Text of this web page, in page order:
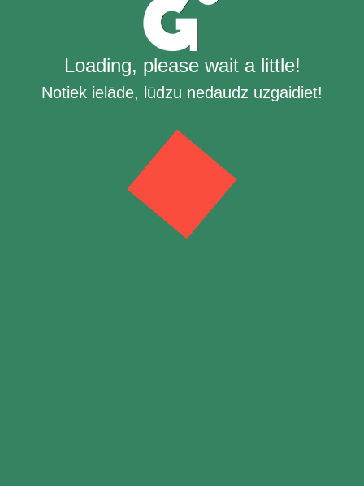
Loading, please wait a little!
Notiek ielāde, lūdzu nedaudz uzgaidiet!